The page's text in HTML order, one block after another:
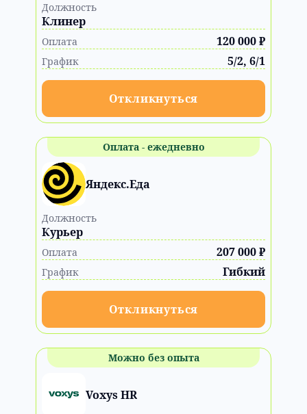
Должность
Клинер
Оплата 120 000 ₽
График 5/2, 6/1
Откликнуться
Оплата - ежедневно
Яндекс.Еда
Должность
Курьер
Оплата 207 000 ₽
График Гибкий
Откликнуться
Можно без опыта
Voxys HR